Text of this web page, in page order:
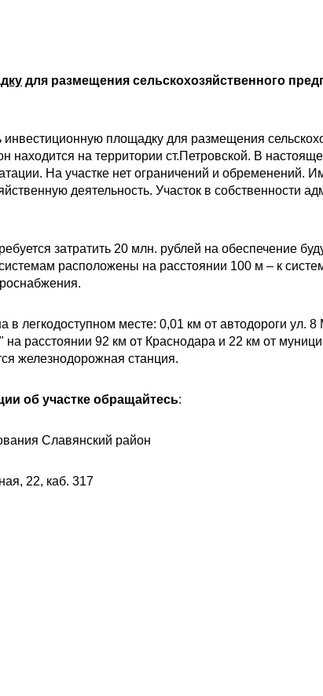
для размещения сельскохозяйственного
инвестиционную площадку для размещения
находится на территории ст.Петровской. В
На участке нет ограничений и обременений.
деятельность. Участок в собственности
затратить 20 млн. рублей на обеспечение
расположены на расстоянии 100 м – к
легкодоступном месте: 0,01 км от автодороги ул.
расстоянии 92 км от Краснодара и 22 км от
железнодорожная станция.
об участке обращайтесь:
Славянский район
22, каб. 317